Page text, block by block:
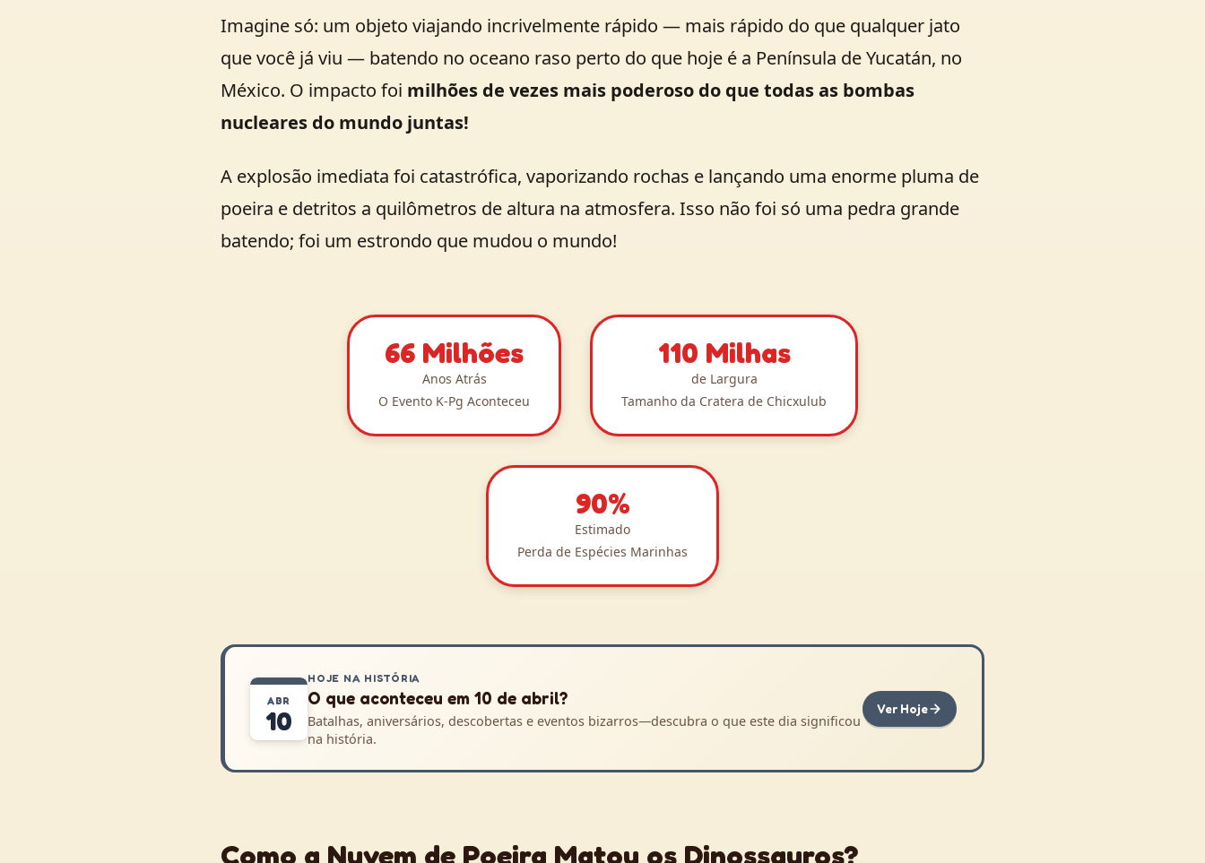
Imagine só: um objeto viajando incrivelmente rápido — mais rápido do que qualquer jato
que você já viu — batendo no oceano raso perto do que hoje é a Península de Yucatán, no
México. O impacto foi milhões de vezes mais poderoso do que todas as bombas
nucleares do mundo juntas!
A explosão imediata foi catastrófica, vaporizando rochas e lançando uma enorme pluma de
poeira e detritos a quilômetros de altura na atmosfera. Isso não foi só uma pedra grande
batendo; foi um estrondo que mudou o mundo!
66 Milhões
Anos Atrás
O Evento K-Pg Aconteceu
110 Milhas
de Largura
Tamanho da Cratera de Chicxulub
90%
Estimado
Perda de Espécies Marinhas
ABR
10
HOJE NA HISTÓRIA
O que aconteceu em 10 de abril?
Batalhas, aniversários, descobertas e eventos bizarros—descubra o que este dia significou
na história.
Ver Hoje
Como a Nuvem de Poeira Matou os Dinossauros?